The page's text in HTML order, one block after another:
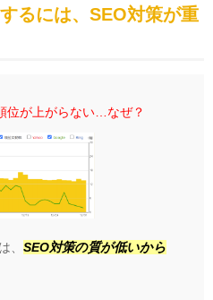
るには、SEO対策が重
位が上がらない…なぜ？
、 SEO対策の質が低いから